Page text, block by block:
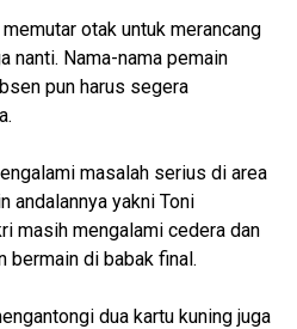
otak untuk merancang
nanti. Nama-nama pemain
pun harus segera
masalah serius di area
andalannya yakni Toni
masih mengalami cedera dan
bermain di babak final.
dua kartu kuning juga